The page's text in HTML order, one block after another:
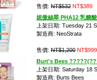
售價: NT$532 NT$389
妮傲絲翠 PHA12 乳糖
上架日期: Tuesday 21
製造商: NeoStrata
售價: NT$1,200 NT$999
Burt's Bees
上架日期: Saturday 18
製造商: Burts Bees